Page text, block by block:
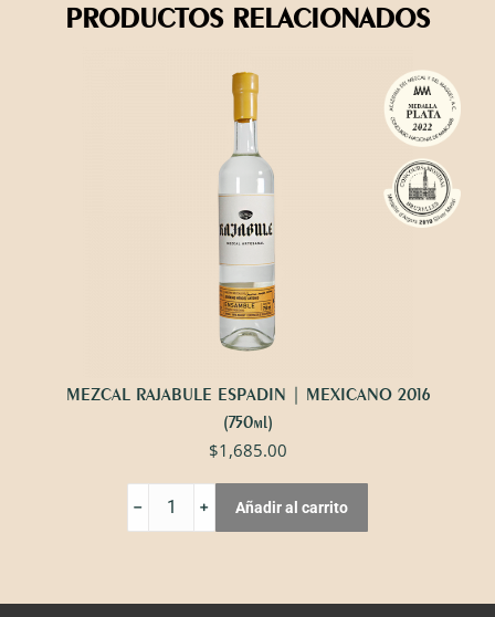
PRODUCTOS RELACIONADOS
MEZCAL RAJABULE ESPADIN | MEXICANO 2016
(750ml)
$1,685.00
RAJABULE
ESPADIN
2016
Añadir al carrito